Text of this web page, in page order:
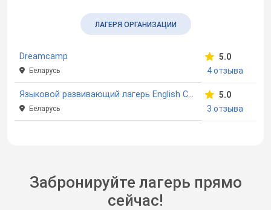
ЛАГЕРЯ ОРГАНИЗАЦИИ
Dreamcamp
Беларусь
5.0
4 отзыва
Языковой развивающий лагерь English Camp с иностранными вожатыми
Беларусь
5.0
3 отзыва
Забронируйте лагерь прямо
сейчас!